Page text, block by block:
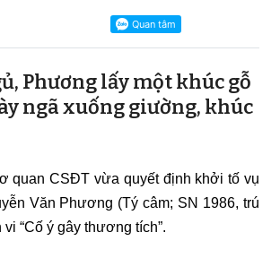
Phương lấy một khúc gỗ
ngã xuống giường, khúc
quan CSĐT vừa quyết định khởi tố vụ
Văn Phương (Tý câm; SN 1986, trú
“Cố ý gây thương tích”.